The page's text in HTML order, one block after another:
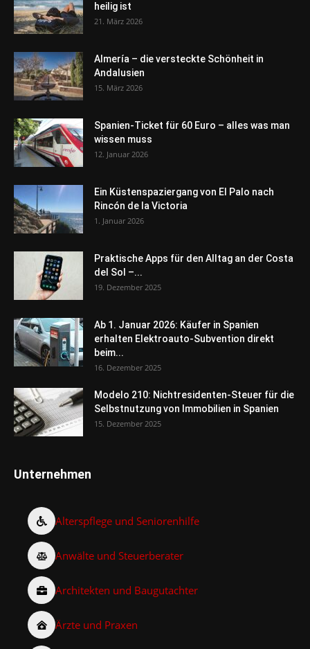
heilig ist
21. März 2026
Almería – die versteckte Schönheit in
Andalusien
15. März 2026
Spanien-Ticket für 60 Euro – alles was man
wissen muss
12. Januar 2026
Ein Küstenspaziergang von El Palo nach
Rincón de la Victoria
1. Januar 2026
Praktische Apps für den Alltag an der Costa
del Sol –...
19. Dezember 2025
Ab 1. Januar 2026: Käufer in Spanien
erhalten Elektroauto-Subvention direkt
beim...
16. Dezember 2025
Modelo 210: Nichtresidenten-Steuer für die
Selbstnutzung von Immobilien in Spanien
15. Dezember 2025
Unternehmen
Alterspflege und Seniorenhilfe
Anwälte und Steuerberater
Architekten und Baugutachter
Ärzte und Praxen